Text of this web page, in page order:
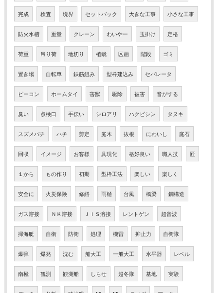
完成 検査 境界 セットバック 大きな工事 小さな工事
防火水槽 重量 クレーン わいやー 玉掛け 定格
荷重 吊り荷 地切り 植栽 区画 階段 ゴミ
置き場 自転車 鉄筋組み 型枠建込み セパレータ
ピーコン ホームタイ 害獣 駆除 被害 音がする
臭い 点検口 手伝い シロアリ ハクビシン タヌキ
スズメバチ ハチ 剪定 庭木 抜根 にわいし 庭石
回収 イメージ お客様 具現化 格好良い 職人技 匠
１から もの作り 初期 型枠工法 楽しい 楽しく
安全に 火災保険 修繕 雨樋 台風 橋梁 鋼構造
ガス溶接 ＮＫ溶接 ＪＩＳ溶接 レントゲン 超音波
掃海艇 自衛 防衛 処理 機雷 抑止力 自衛隊
爆弾 爆発 沈む 船大工 一般大工 水平器 レベル
南極 観測 観測船 しらせ 越冬隊 基地 実験